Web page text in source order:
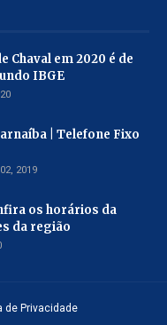
Chaval em 2020 é de
IBGE
| Telefone Fixo
2019
os horários da
da região
de Privacidade